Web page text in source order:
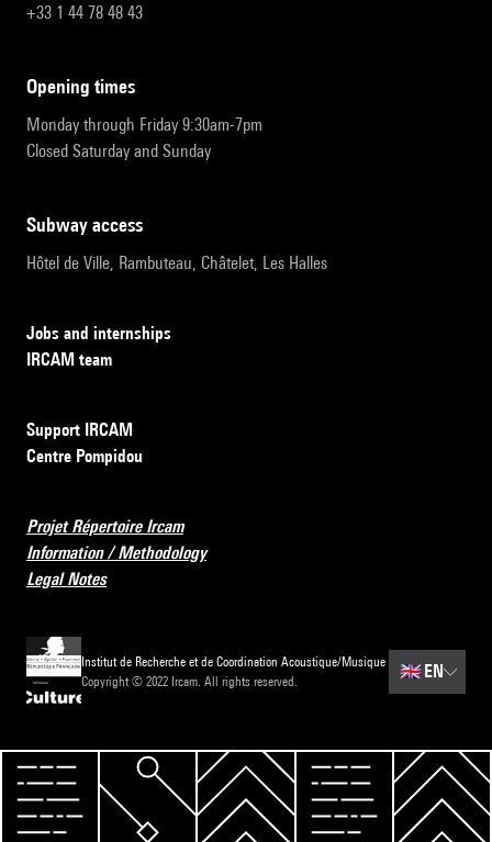
+33 1 44 78 48 43
opening times
Monday through Friday 9:30am-7pm
Closed Saturday and Sunday
subway access
Hôtel de Ville, Rambuteau, Châtelet, Les Halles
Jobs and internships
IRCAM team
Support IRCAM
Centre Pompidou
Projet Répertoire Ircam
Information / Methodology
Legal Notes
Institut de Recherche et de Coordination Acoustique/Musique
Copyright © 2022 Ircam. All rights reserved.
🇬🇧 EN